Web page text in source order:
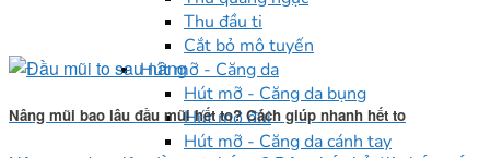
Thu đầu ti
Cắt bỏ mô tuyến
Hút mỡ - Căng da
Hút mỡ - Căng da bụng
Hút mỡ đùi
Hút mỡ - Căng da cánh tay
Nâng mũi bao lâu đầu mũi hết to? Cách giúp nhanh hết to